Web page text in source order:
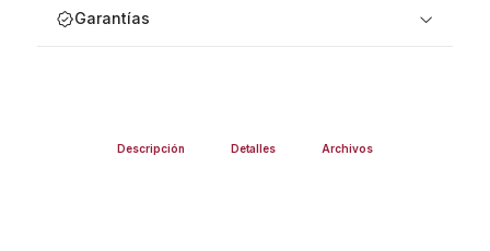
Garantías
Descripción Detalles Archivos